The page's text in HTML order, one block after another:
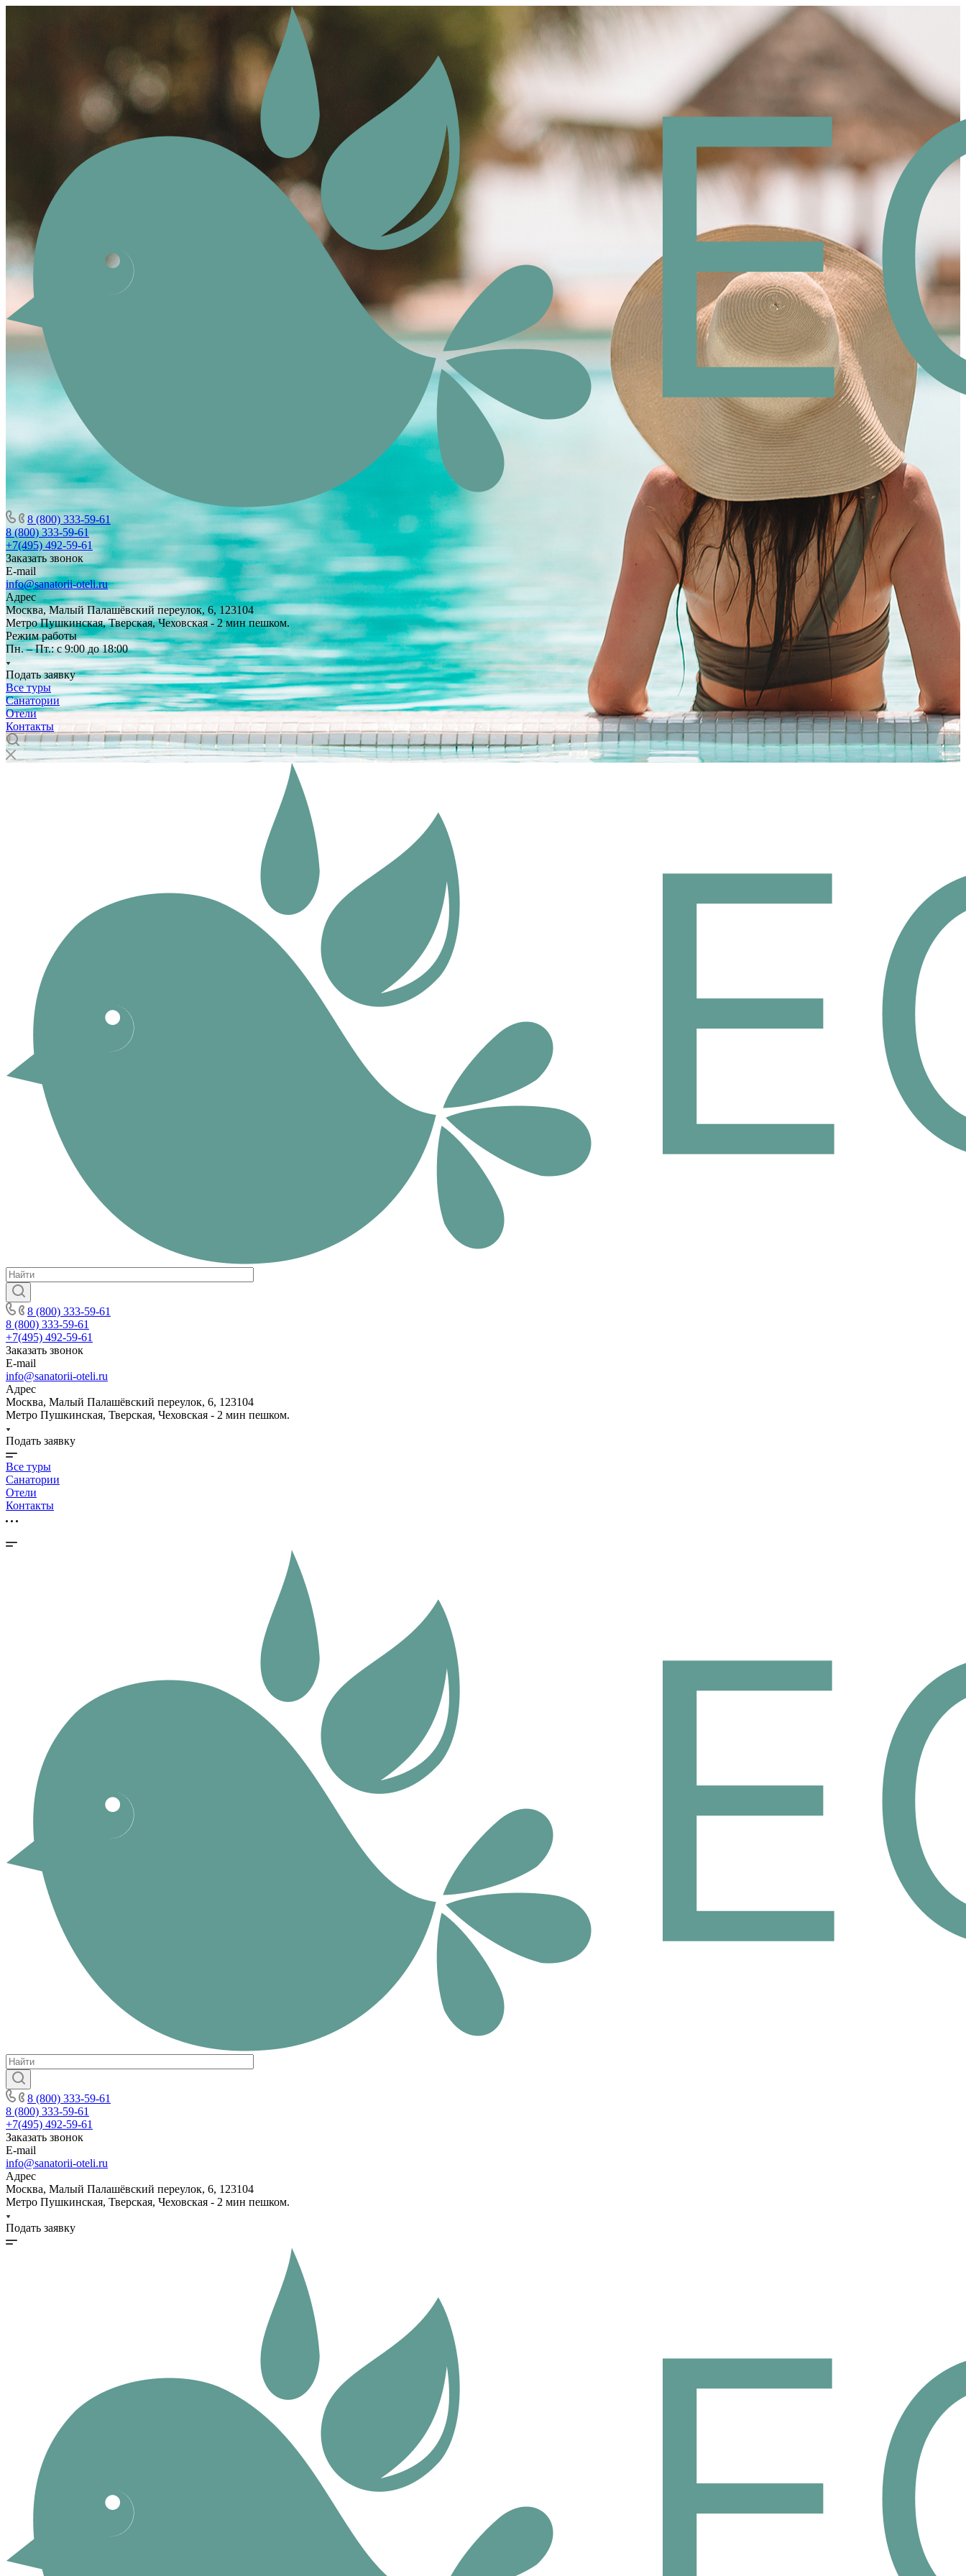
8 (800) 333-59-61
8 (800) 333-59-61
+7(495) 492-59-61
Заказать звонок
E-mail
info@sanatorii-oteli.ru
Адрес
Москва, Малый Палашёвский переулок, 6, 123104
Метро Пушкинская, Тверская, Чеховская - 2 мин пешком.
Режим работы
Пн. – Пт.: с 9:00 до 18:00
Подать заявку
Все туры
Санатории
Отели
Контакты
8 (800) 333-59-61
8 (800) 333-59-61
+7(495) 492-59-61
Заказать звонок
E-mail
info@sanatorii-oteli.ru
Адрес
Москва, Малый Палашёвский переулок, 6, 123104
Метро Пушкинская, Тверская, Чеховская - 2 мин пешком.
Подать заявку
Все туры
Санатории
Отели
Контакты
8 (800) 333-59-61
8 (800) 333-59-61
+7(495) 492-59-61
Заказать звонок
E-mail
info@sanatorii-oteli.ru
Адрес
Москва, Малый Палашёвский переулок, 6, 123104
Метро Пушкинская, Тверская, Чеховская - 2 мин пешком.
Подать заявку